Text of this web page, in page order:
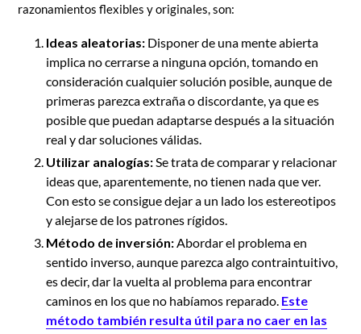
razonamientos flexibles y originales, son:
Ideas aleatorias: Disponer de una mente abierta
implica no cerrarse a ninguna opción, tomando en
consideración cualquier solución posible, aunque de
primeras parezca extraña o discordante, ya que es
posible que puedan adaptarse después a la situación
real y dar soluciones válidas.
Utilizar analogías:Se trata de comparar y relacionar
ideas que, aparentemente, no tienen nada que ver.
Con esto se consigue dejar a un lado los estereotipos
y alejarse de los patrones rígidos.
Método de inversión:Abordar el problema en
sentido inverso, aunque parezca algo contraintuitivo,
es decir, dar la vuelta al problema para encontrar
caminos en los que no habíamos reparado. Este
método también resulta útil para no caer en las